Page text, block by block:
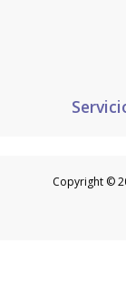
Copyright ©